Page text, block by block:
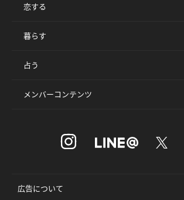
恋する
暮らす
占う
メンバーコンテンツ
広告について